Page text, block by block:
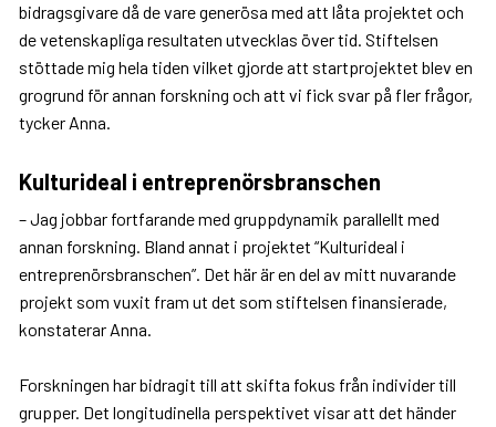
bidragsgivare då de vare generösa med att låta projektet och
de vetenskapliga resultaten utvecklas över tid. Stiftelsen
stöttade mig hela tiden vilket gjorde att startprojektet blev en
grogrund för annan forskning och att vi fick svar på fler frågor,
tycker Anna.
Kulturideal i entreprenörsbranschen
– Jag jobbar fortfarande med gruppdynamik parallellt med
annan forskning. Bland annat i projektet “Kulturideal i
entreprenörsbranschen”. Det här är en del av mitt nuvarande
projekt som vuxit fram ut det som stiftelsen finansierade,
konstaterar Anna.
Forskningen har bidragit till att skifta fokus från individer till
grupper. Det longitudinella perspektivet visar att det händer